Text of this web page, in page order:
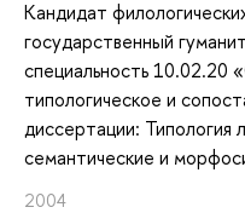
Кандидат
государственный
специальность 10.02.20
типологическое и
диссертации: Типология
семантические и
2004